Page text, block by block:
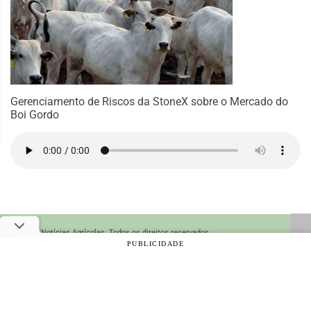
Gerenciamento de Riscos da StoneX sobre o Mercado do
Boi Gordo
© 2026 Notícias Agrícolas. Todos os direitos reservados.
PUBLICIDADE